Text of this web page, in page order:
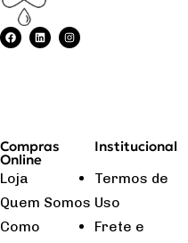
Compras
Online
Loja
Quem Somos
Como
Institucional
Termos de
Uso
Frete e